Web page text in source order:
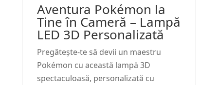
Aventura Pokémon la
Tine în Cameră – Lampă
LED 3D Personalizată
Pregătește-te să devii un maestru
Pokémon cu această lampă 3D
spectaculoasă, personalizată cu